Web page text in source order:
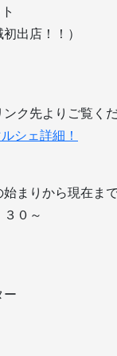
出店！！）
ク先よりご覧くだ
シェ詳細！
まりから現在まで
０～
ー